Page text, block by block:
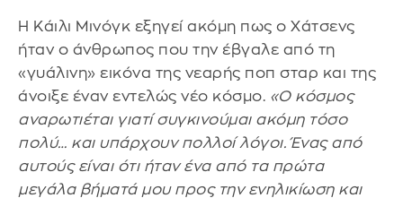
Η Κάιλι Μινόγκ εξηγεί ακόμη πως ο Χάτσενς
ήταν ο άνθρωπος που την έβγαλε από τη
«γυάλινη» εικόνα της νεαρής ποπ σταρ και της
άνοιξε έναν εντελώς νέο κόσμο. «Ο κόσμος
αναρωτιέται γιατί συγκινούμαι ακόμη τόσο
πολύ… και υπάρχουν πολλοί λόγοι. Ένας από
αυτούς είναι ότι ήταν ένα από τα πρώτα
μεγάλα βήματά μου προς την ενηλικίωση και